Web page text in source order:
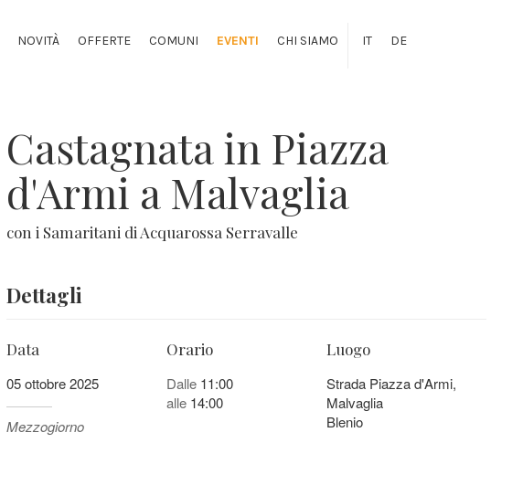
NOVITÀ OFFERTE COMUNI EVENTI CHI SIAMO IT DE
Castagnata in Piazza
d'Armi a Malvaglia
con i Samaritani di Acquarossa Serravalle
Dettagli
Data
05 ottobre 2025
Mezzogiorno
Orario
Dalle 11:00
alle 14:00
Luogo
Strada Piazza d'Armi,
Malvaglia
Blenio